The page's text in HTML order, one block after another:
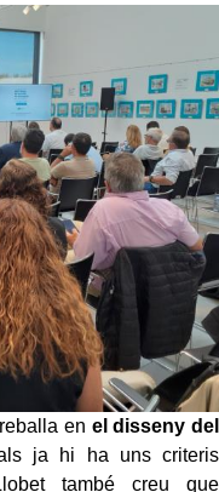
en el disseny del
ja hi ha uns criteris
també creu que